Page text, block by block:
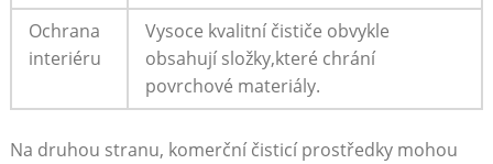
Ochrana
interiéru
Vysoce kvalitní čističe obvykle
obsahují složky,které chrání
povrchové materiály.
Na druhou stranu, komerční čisticí prostředky mohou